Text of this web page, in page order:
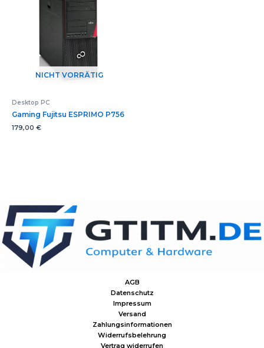
NICHT VORRÄTIG
Desktop PC
Gaming Fujitsu ESPRIMO P756
179,00 €
AGB
Datenschutz
Impressum
Versand
Zahlungsinformationen
Widerrufsbelehrung
Vertrag widerrufen